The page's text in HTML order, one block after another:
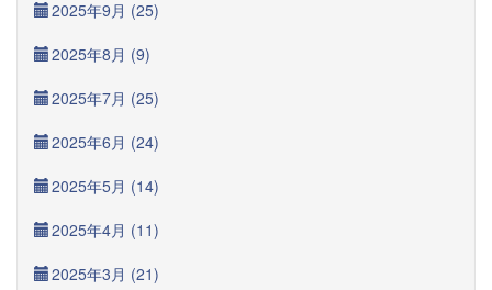
2025年9月 (25)
2025年8月 (9)
2025年7月 (25)
2025年6月 (24)
2025年5月 (14)
2025年4月 (11)
2025年3月 (21)